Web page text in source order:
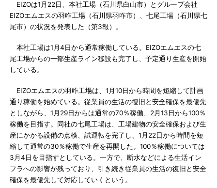
EIZOは1月22日、本社工場（石川県白山市）とグループ会社
EIZOエムエスの羽咋工場（石川県羽咋市）、七尾工場（石川県七
尾市）の状況を発表した（第3報）。
本社工場は1月4日から通常稼働している。EIZOエムエスの七
尾工場からの一部生産ライン移設も完了し、予定通り生産を開始
している。
EIZOエムエスの羽咋工場は、1月10日から時間を短縮して計画
通り稼働を始めている。従業員の生活の復旧と安全確保を最優先
としながら、1月29日からは通常の70％稼働、2月13日から100％
稼働を目指す。同社の七尾工場は、工場建物の安全確保および生
産にかかる設備の点検、試運転を完了し、1月22日から時間を短
縮して通常の30％稼働で生産を再開した。100％稼働については
3月4日を目指すとしている。一方で、断水などによる生活イン
フラへの影響が残っており、引き続き従業員の生活の復旧と安全
確保を最優先して対応していくという。